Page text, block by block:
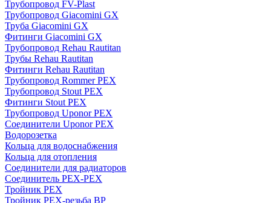
Трубопровод FV-Plast
Трубопровод Giacomini GX
Труба Giacomini GX
Фитинги Giacomini GX
Трубопровод Rehau Rautitan
Трубы Rehau Rautitan
Фитинги Rehau Rautitan
Трубопровод Rommer PEX
Трубопровод Stout PEX
Фитинги Stout PEX
Трубопровод Uponor PEX
Соединители Uponor PEX
Водорозетка
Кольца для водоснабжения
Кольца для отопления
Соединители для радиаторов
Соединитель PEX-PEX
Тройник PEX
Тройник PEX-резьба ВР